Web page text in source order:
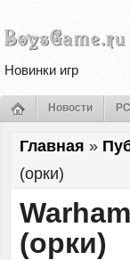
Новинки игр
Новости PC
Главная »
(орки)
(орки)